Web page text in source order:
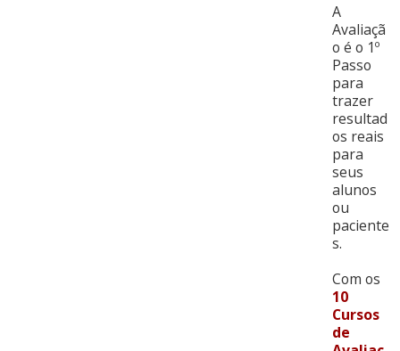
A
Avaliaçã
o é o 1º
Passo
para
trazer
resultad
os reais
para
seus
alunos
ou
paciente
s.
Com os
10
Cursos
de